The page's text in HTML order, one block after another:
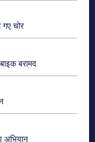
चोर
बरामद
अभियान